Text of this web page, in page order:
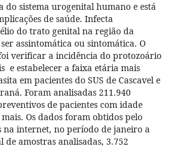
do sistema urogenital humano e está
de saúde. Infecta
do trato genital na região da
assintomática ou sintomática. O
verificar a incidência do protozoário
e estabelecer a faixa etária mais
em pacientes do SUS de Cascavel e
Foram analisadas 211.940
de pacientes com idade
Os dados foram obtidos pelo
na internet, no período de janeiro a
de amostras analisadas, 3.752